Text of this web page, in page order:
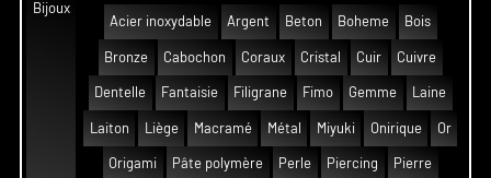
Bijoux
Acier inoxydable
Argent Beton Boheme Bois
Bronze Cabochon Coraux Cristal Cuir Cuivre
Dentelle Fantaisie Filigrane Fimo Gemme Laine
Laiton Liège Macramé Métal Miyuki Onirique Or
Origami Pâte polymère Perle Piercing Pierre